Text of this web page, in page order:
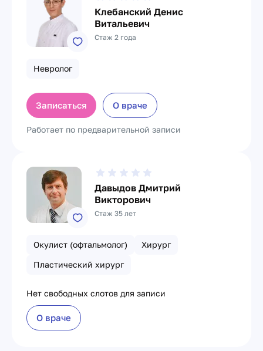
Клебанский Денис
Витальевич
Стаж 2 года
Невролог
Записаться О враче
Работает по предварительной записи
Давыдов Дмитрий
Викторович
Стаж 35 лет
Окулист (офтальмолог)
Хирург
Пластический хирург
Нет свободных слотов для записи
О враче